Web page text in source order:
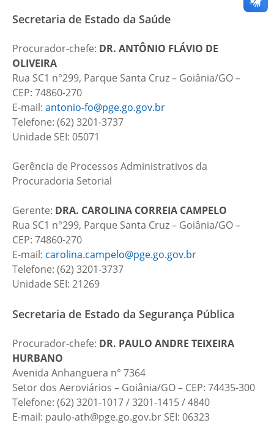
Secretaria de Estado da Saúde
Procurador-chefe: DR. ANTÔNIO FLÁVIO DE
OLIVEIRA
Rua SC1 n°299, Parque Santa Cruz – Goiânia/GO –
CEP: 74860-270
E-mail: antonio-fo@pge.go.gov.br
Telefone: (62) 3201-3737
Unidade SEI: 05071
Gerência de Processos Administrativos da
Procuradoria Setorial
Gerente: DRA. CAROLINA CORREIA CAMPELO
Rua SC1 n°299, Parque Santa Cruz – Goiânia/GO –
CEP: 74860-270
E-mail: carolina.campelo@pge.go.gov.br
Telefone: (62) 3201-3737
Unidade SEI: 21269
Secretaria de Estado da Segurança Pública
Procurador-chefe: DR. PAULO ANDRE TEIXEIRA
HURBANO
Avenida Anhanguera n° 7364
Setor dos Aeroviários – Goiânia/GO – CEP: 74435-300
Telefone: (62) 3201-1017 / 3201-1415 / 4840
E-mail: paulo-ath@pge.go.gov.br SEI: 06323